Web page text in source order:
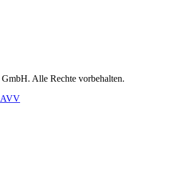
Alle Rechte vorbehalten.
AVV